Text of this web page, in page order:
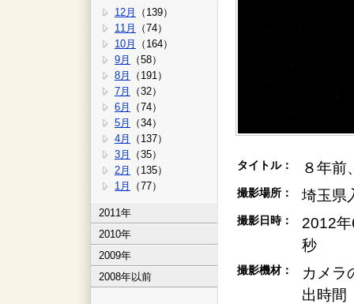
12月
（139）
11月
（74）
10月
（164）
9月
（58）
8月
（191）
7月
（32）
6月
（74）
5月
（34）
4月
（137）
3月
（35）
2月
（135）
1月
（77）
2011年
2010年
2009年
2008年以前
タイトル： ８年
撮影場所： 埼玉県
撮影日時：
2012
秒
撮影機材：
カメ
出時間